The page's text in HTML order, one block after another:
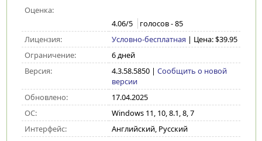
Оценка:
4.06/5 голосов -85
Лицензия:
Условно-бесплатная | Цена: $39.95
Ограничение:
6 дней
Версия:
4.3.58.5850| Сообщить о новой
версии
Обновлено:
17.04.2025
ОС:
Windows 11, 10, 8.1, 8, 7
Интерфейс:
Английский, Русский